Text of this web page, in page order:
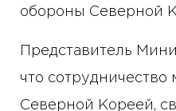
обороны Северной
Представитель
что
Северной Кореей,